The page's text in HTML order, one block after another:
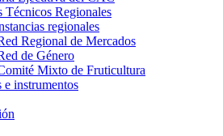
Técnicos Regionales
regionales
Regional de Mercados
de Género
Mixto de Fruticultura
e instrumentos